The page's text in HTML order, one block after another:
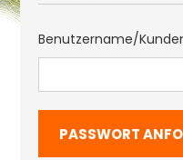
Benutzername/